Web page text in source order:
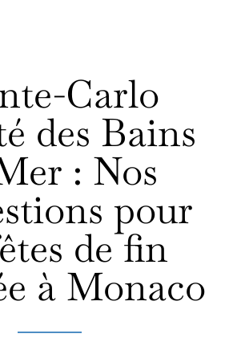
Carlo
des Bains
: Nos
pour
de fin
à Monaco